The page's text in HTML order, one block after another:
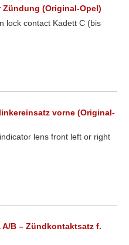
(Original-Opel)
lock contact Kadett C (bis
vorne (Original-
lens front left or right
B – Zündkontaktsatz f.